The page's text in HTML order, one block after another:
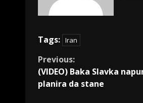
Tags: Iran
Previous:
(VIDEO) Baka Slavka
planira da stane